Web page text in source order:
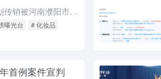
韩国美妆品牌润美迪欧因组织策划传销被河南濮阳市场监管局罚款5262万元，加上河北馆陶处罚，累计罚没超5300万元。该品牌由德特来都引入国内，主打医美级护肤项目，但多款产品未取得特殊化妆品备案，消费者使...
曝光台 # 化妆品
首例案件宣判